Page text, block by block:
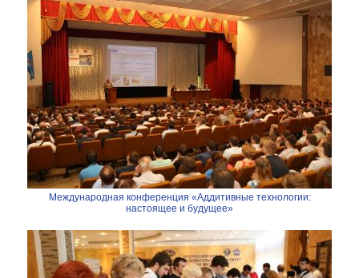
Международная конференция «Аддитивные технологии:
настоящее и будущее»